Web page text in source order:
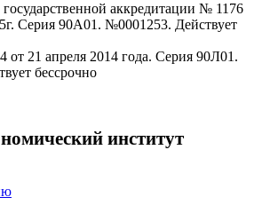
государственной аккредитации № 1176
Серия 90А01. №0001253. Действует
21 апреля 2014 года. Серия 90Л01.
бессрочно
институт